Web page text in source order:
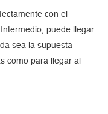
con el
puede llegar
sea la supuesta
como para llegar al